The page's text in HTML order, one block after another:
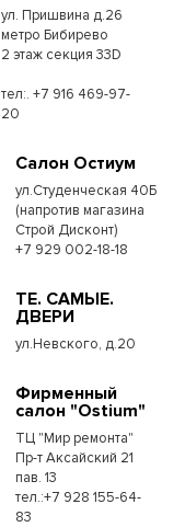
ул. Пришвина д.26
метро Бибирево
2 этаж секция 33D
тел:. +7 916 469-97-
20
Салон Остиум
ул.Студенческая 40Б
(напротив магазина
Строй Дисконт)
+7 929 002-18-18
ТЕ. САМЫЕ.
ДВЕРИ
ул.Невского, д.20
Фирменный
салон "Ostium"
ТЦ "Мир ремонта"
Пр-т Аксайский 21
пав. 13
тел.:+7 928 155-64-
83